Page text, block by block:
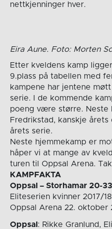
nettkjenninger hver.
Eira Aune. Foto: Morten
Etter kveldens kamp
9.plass på tabellen med
kampene har jentene
serie. I de kommende
poeng være større. Neste
Fredrikstad, kanskje årets
årets serie.
Neste hjemmekamp er
håper vi at mange av
turen til Oppsal Arena.
KAMPFAKTA
Oppsal – Storhamar 20-
Eliteserien kvinner 2017/
Oppsal Arena 22. oktober
Oppsal : Rikke Granlund,